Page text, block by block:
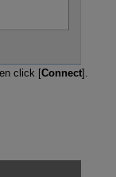
click [Connect].